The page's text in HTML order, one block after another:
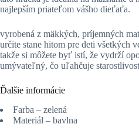
najlepším priateľom vášho dieťaťa.
vyrobená z mäkkých, príjemných
určite stane hitom pre deti všetkých
takže si môžete byť istí, že vydrží
umývateľný, čo uľahčuje
Ďalšie informácie
Farba – zelená
Materiál – bavlna